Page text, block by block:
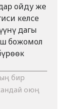
ойду же
келсе
дагы
божомол
бир
оюң